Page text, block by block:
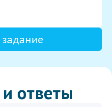
задание
ответы